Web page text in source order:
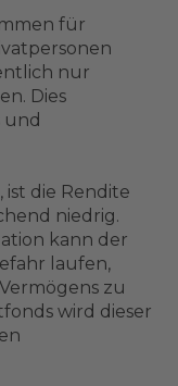
für
nur
Dies
und
ist die Rendite
niedrig.
kann der
laufen,
zu
wird dieser